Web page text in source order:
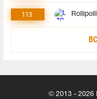
113
© 2013 - 2026